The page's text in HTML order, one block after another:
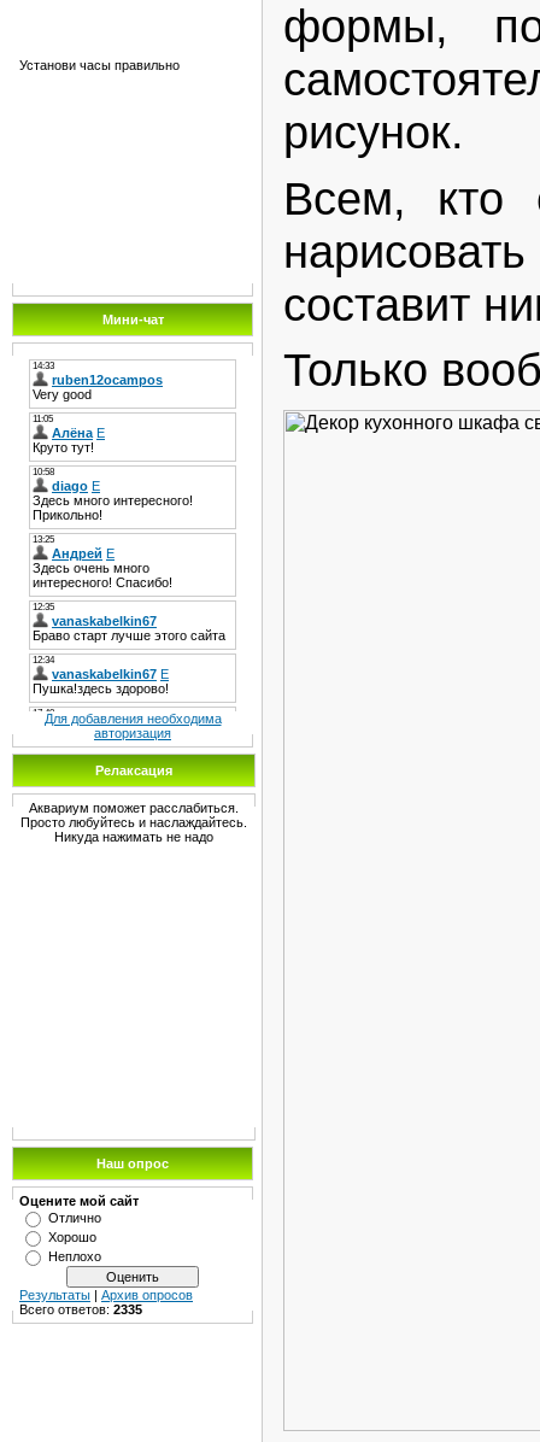
Установи часы правильно
Мини-чат
Для добавления необходима
авторизация
Релаксация
Аквариум поможет расслабиться.
Просто любуйтесь и наслаждайтесь.
Никуда нажимать не надо
Наш опрос
Оцените мой сайт
Отлично
Хорошо
Неплохо
Результаты | Архив опросов
Всего ответов: 2335
формы,
рисунок.
Всем, кто
составит
Только